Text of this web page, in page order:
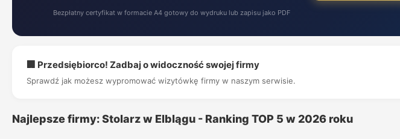
Bezpłatny certyfikat w formacie A4 gotowy do wydruku lub zapisu jako PDF
🏢 Przedsiębiorco! Zadbaj o widoczność swojej firmy
Sprawdź jak możesz wypromować wizytówkę firmy w naszym serwisie.
Najlepsze firmy: Stolarz w Elblągu - Ranking TOP 5 w 2026 roku